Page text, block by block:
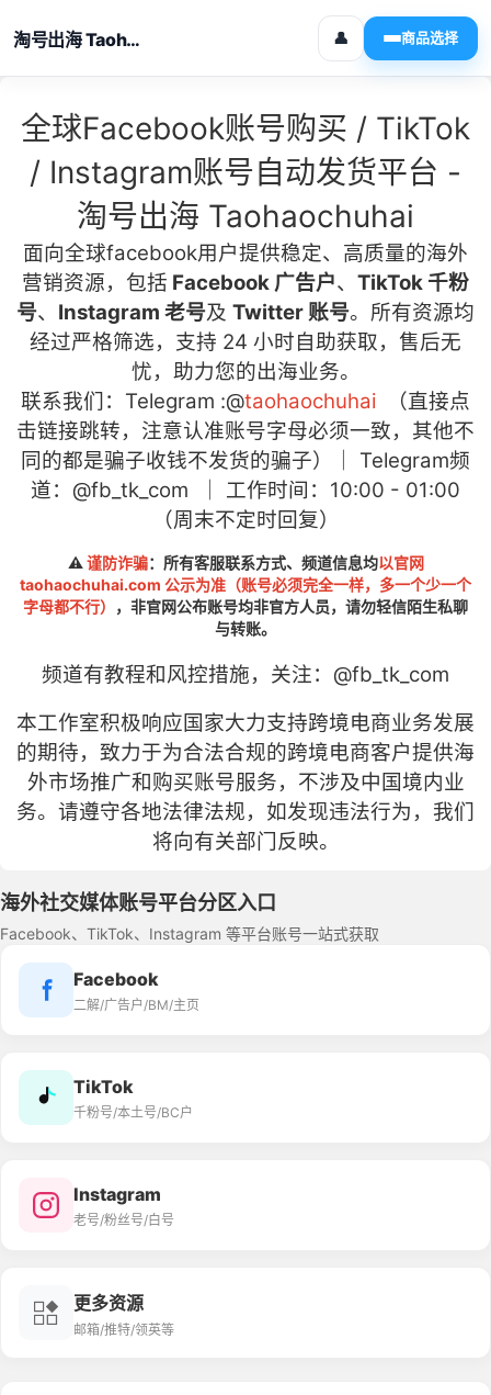
淘号出海 Taohaochuhai 👤 商品选择
全球Facebook账号购买 / TikTok
/ Instagram账号自动发货平台 -
淘号出海 Taohaochuhai
面向全球facebook用户提供稳定、高质量的海外
营销资源，包括 Facebook 广告户、 TikTok 千粉
号、 Instagram 老号及 Twitter 账号。所有资源均
经过严格筛选，支持 24 小时自助获取，售后无
忧，助力您的出海业务。
联系我们：Telegram :@taohaochuhai
（直接点
击链接跳转，注意认准账号字母必须一致，其他不
同的都是骗子收钱不发货的骗子）｜ Telegram频
道： @fb_tk_com ｜ 工作时间：10:00 - 01:00
（周末不定时回复）
⚠️ 谨防诈骗：所有客服联系方式、频道信息均以官网
taohaochuhai.com 公示为准（账号必须完全一样，多一个少一个
字母都不行）
，非官网公布账号均非官方人员，请勿轻信陌生私聊
与转账。
频道有教程和风控措施，关注： @fb _tk_com
本工作室积极响应国家大力支持跨境电商业务发展
的期待，致力于为合法合规的跨境电商客户提供海
外市场推广和购买账号服务，不涉及中国境内业
务。请遵守各地法律法规，如发现违法行为，我们
将向有关部门反映。
海外社交媒体账号平台分区入口
Facebook、TikTok、Instagram 等平台账号一站式获取
Facebook
二解/广告户/BM/主页
TikTok
千粉号/本土号/BC户
Instagram
老号/粉丝号/白号
更多资源
邮箱/推特/领英等